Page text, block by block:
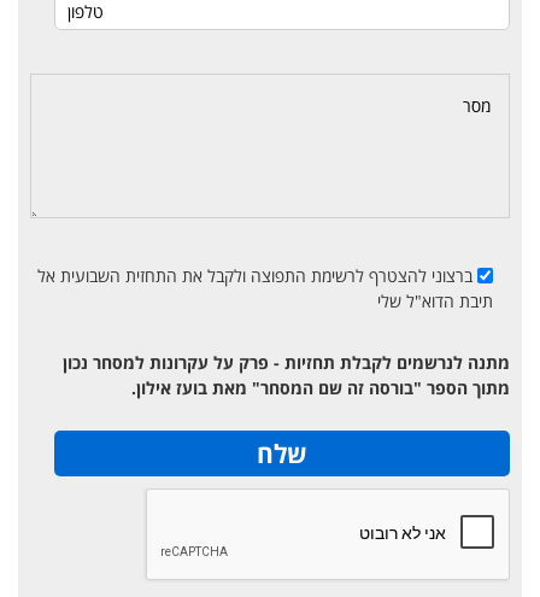
ברצוני להצטרף לרשימת התפוצה ולקבל את התחזית השבועית אל
תיבת הדוא"ל שלי
מתנה לנרשמים לקבלת תחזיות - פרק על עקרונות למסחר נכון
מתוך הספר "בורסה זה שם המסחר" מאת בועז אילון.